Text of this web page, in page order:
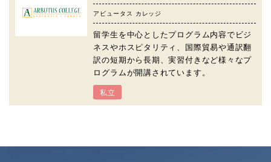
アビュータス カレッジ
留学生を中心としたプログラム内容でビジ
ネスやホスピタリティ、国際貿易や通訳翻
訳の短期から長期、実習付きなど様々なプ
ログラムが開講されています。
私立